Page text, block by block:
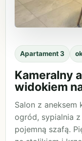
Apartament 3
Kameralny
widokiem
Salon z aneksem
ogród, sypialnia
pojemną szafą.